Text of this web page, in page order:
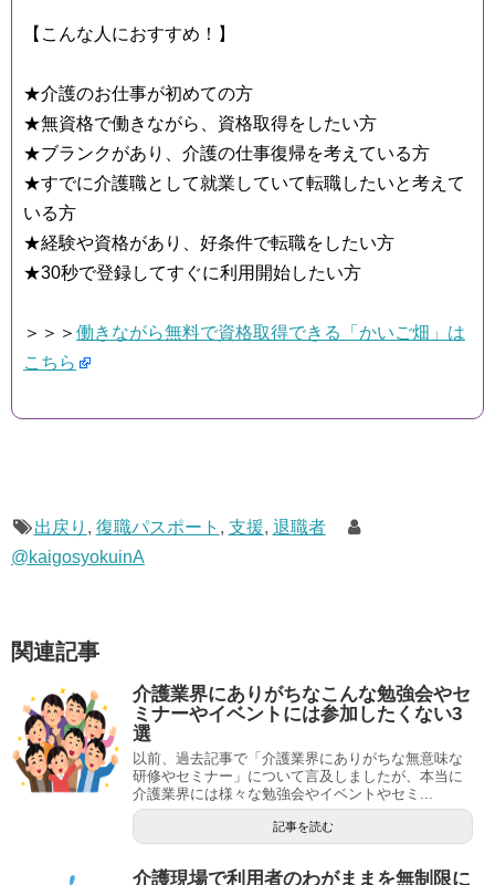
【こんな人におすすめ！】
★介護のお仕事が初めての方
★無資格で働きながら、資格取得をしたい方
★ブランクがあり、介護の仕事復帰を考えている方
★すでに介護職として就業していて転職したいと考えて
いる方
★経験や資格があり、好条件で転職をしたい方
★30秒で登録してすぐに利用開始したい方
＞＞＞ 働きながら無料で資格取得できる「かいご畑」は
こちら
出戻り , 復職パスポート , 支援, 退職者
@kaigosyokuinA
関連記事
介護業界にありがちなこんな勉強会やセ
ミナーやイベントには参加したくない3
選
以前、過去記事で「介護業界にありがちな無意味な
研修やセミナー」について言及しましたが、本当に
介護業界には様々な勉強会やイベントやセミ...
記事を読む
介護現場で利用者のわがままを無制限に